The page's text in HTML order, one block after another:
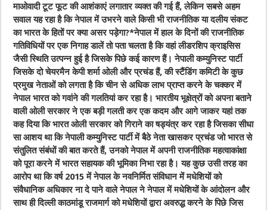
माओवादी टूट फूट की आशंकाएं लगातार व्यक्त की गई हैं, लेकिन सबसे अहम
सवाल यह रहा है कि नेपाल में उभरने वाले किसी भी राजनीतिक या दलीय संकट
का भारत के हितों पर क्या असर पड़ेगा?*नेपाल में हाल के दिनों की राजनीतिक
गतिविधियों पर एक निगाह डालें तो पता चलता है कि वहां लीडरशिप क्राइसिस
जैसी स्थिति उत्पन्न हुई है जिसके पिछे कई कारण हैं। नेपाली कम्युनिस्ट पार्टी
जिसके दो चेयरमैन केपी शर्मा ओली और प्रचंड हैं, की स्टैंडिंग कमिटी के कुछ
प्रमुख नेताओं को लगता है कि चीन से अधिक लाभ प्राप्त करने के चक्कर में
नेपाल भारत को गवांने की गलतियां कर रहा है। भारतीय भूक्षेत्रों को अपना बताने
वाली ओली सरकार ने एक बड़ी गलती कर एक कदम और आगे जाकर यहां तक
कह दिया कि भारत ओली सरकार को गिराने का षड्यंत्र कर रहा है जिसका सीधा
सा आशय था कि नेपाली कम्युनिस्ट पार्टी में बैठे नेता खासकर प्रचंड जो भारत से
संतुलित संबंधों की बात करते हैं, उनको नेपाल में अपनी राजनीतिक महत्वाकांक्षा
को पूरा करने में भारत सहायक की भूमिका निभा रहा है। यह कुछ उसी तरह का
आरोप था कि वर्ष 2015 में नेपाल के नवनिर्मित संविधान में मधेशियों को
संवैधानिक अधिकार ना दे पाने वाले नेपाल ने नेपाल में मधेशियों के आंदोलन और
साथ ही दिल्ली काठमांडू राजमार्ग को मधेशियों द्वारा अवरुद्ध करने के पिछे जिस